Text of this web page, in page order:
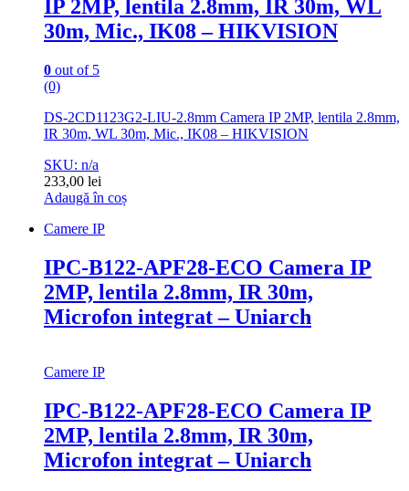
IP 2MP, lentila 2.8mm, IR 30m, WL
30m, Mic., IK08 – HIKVISION
0 out of 5
(0)
DS-2CD1123G2-LIU-2.8mm Camera IP 2MP, lentila 2.8mm,
IR 30m, WL 30m, Mic., IK08 – HIKVISION
SKU: n/a
233,00 lei
Adaugă în coș
Camere IP
IPC-B122-APF28-ECO Camera IP
2MP, lentila 2.8mm, IR 30m,
Microfon integrat – Uniarch
Camere IP
IPC-B122-APF28-ECO Camera IP
2MP, lentila 2.8mm, IR 30m,
Microfon integrat – Uniarch